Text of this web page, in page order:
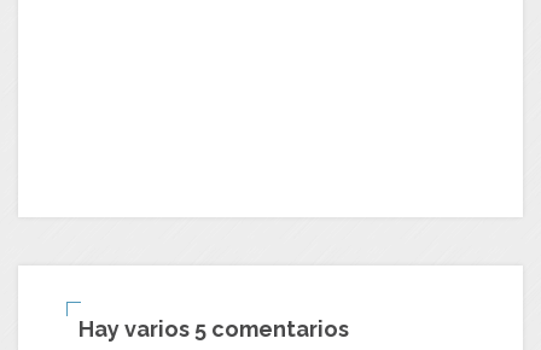
Hay varios 5 comentarios